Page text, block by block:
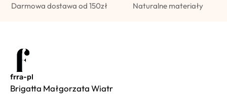
Darmowa dostawa od 150zł Naturalne materiały
frra-pl
Brigatta Małgorzata Wiatr